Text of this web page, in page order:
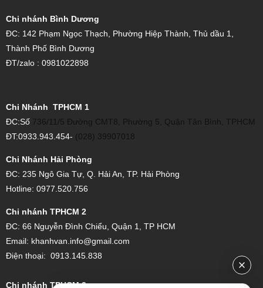
Chi nhánh Bình Dương
ĐC: 142 Phạm Ngọc Thạch, Phường Hiệp Thành, Thủ dầu 1,
Thành Phố Bình Dương
ĐT/zalo : 0981022898
Chi Nhánh TPHCM 1
ĐC:Số 736/11/5 Đường CMT8, Phường 5, Quận Tân Bình, TPHCM
ĐT:0933.943.454- (028) 39907018
Chi Nhánh Hải Phòng
ĐC: 235 Ngô Gia Tự, Q. Hải An, TP. Hải Phòng
Hotline: 0977.520.756
Chi nhánh TPHCM 2
ĐC: 66 Nguyễn Đình Chiểu, Quận 1, TP HCM
Email: khanhvan.info@gmail.com
Điện thoại: 0913.145.838
Chi nhánh TPHCM 3